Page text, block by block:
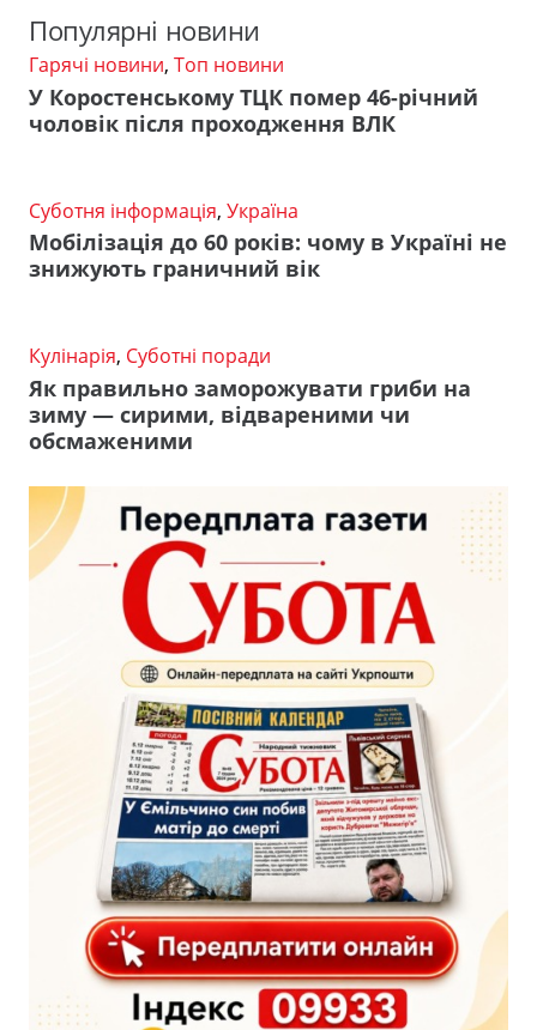
Популярні новини
Гарячі новини, Топ новини
У Коростенському ТЦК помер 46-річний
чоловік після проходження ВЛК
Суботня інформація, Україна
Мобілізація до 60 років: чому в Україні не
знижують граничний вік
Кулінарія, Суботні поради
Як правильно заморожувати гриби на
зиму — сирими, відвареними чи
обсмаженими